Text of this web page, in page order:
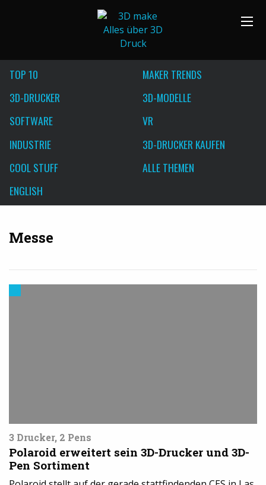
TOP 10
MAKER TRENDS
3D-DRUCKER
3D-MODELLE
SOFTWARE
VR
INDUSTRIE
3D-DRUCKER KAUFEN
COOL STUFF
ALLE THEMEN
ENGLISH
Messe
3 Drucker, 2 Pens
Polaroid erweitert sein 3D-Drucker und 3D-
Pen Sortiment